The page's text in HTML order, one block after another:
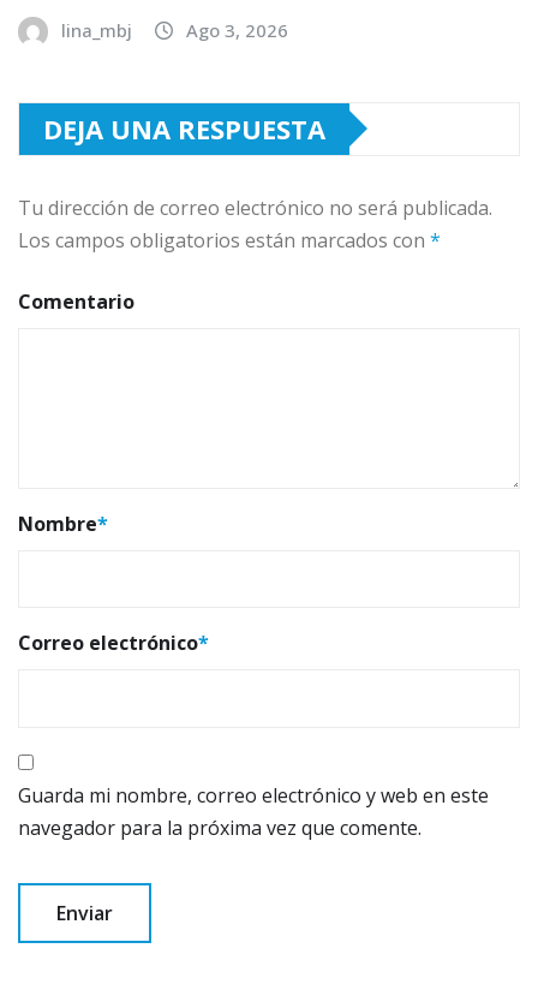
lina_mbj Ago 3, 2026
DEJA UNA RESPUESTA
Tu dirección de correo electrónico no será publicada.
Los campos obligatorios están marcados con *
Comentario
Nombre*
Correo electrónico*
Guarda mi nombre, correo electrónico y web en este
navegador para la próxima vez que comente.